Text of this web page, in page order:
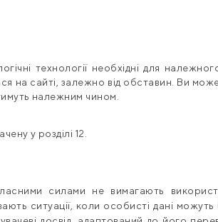
технології необхідні для
на сайті, залежно від обставин. Ви
належним чином.
у розділі 12.
силами не вимагають
ситуації, коли особисті дані